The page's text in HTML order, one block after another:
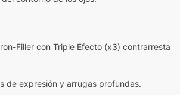
Filler con Triple Efecto (x3) contrarresta
de expresión y arrugas profundas.